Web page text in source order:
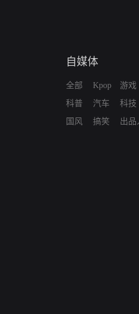
自媒体
全部
科普
国风
Kpop
汽车
搞笑
游戏
科技
出品